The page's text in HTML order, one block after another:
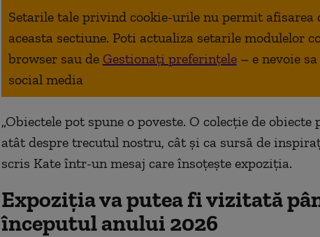
Setarile tale privind cookie-urile nu permit
aceasta sectiune. Poti actualiza setarile modulelor
browser sau de Gestionați preferințele – e nevoie
social media
„Obiectele pot spune o poveste. O colecţie de obiecte
atât despre trecutul nostru, cât şi ca sursă de
scris Kate într-un mesaj care însoţeşte expoziţia.
Expoziţia va putea fi vizitată
începutul anului 2026